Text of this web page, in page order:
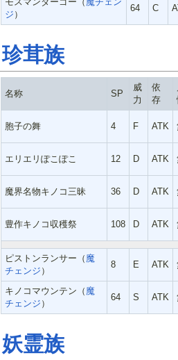
ジ ）
64 C
珍茸族
名称 SP
威
力
依
存
胞子の舞 4 F ATK
エリエリぽこぽこ 12 D ATK
魔界名物キノコ三昧 36 D ATK
豊作キノコ収穫祭 108 D ATK
ピストンランサー（ 魔
チェンジ ）
8 E ATK
キノコマウンテン（ 魔
チェンジ ）
64 S ATK
妖霊族